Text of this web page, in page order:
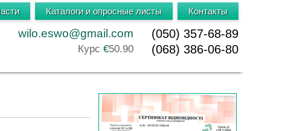
Каталоги и опросные листы Контакты
(050) 357-68-89
(068) 386-06-80
wilo.eswo@gmail.com
Курс €50.90